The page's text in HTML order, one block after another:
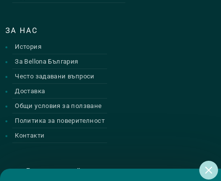
ЗА НАС
История
За Bellona България
Често задавани въпроси
Доставка
Общи условия за ползване
Политика за поверителност
Контакти
Регистрирай се за нашите атрактивни